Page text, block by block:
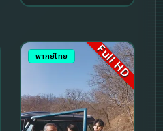
อธรรม (2026)
พากย์ไทย Full HD